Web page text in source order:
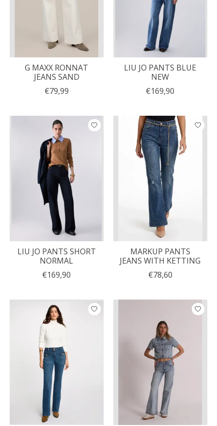
G MAXX RONNAT
JEANS SAND
€79,99
LIU JO PANTS BLUE
NEW
€169,90
LIU JO PANTS SHORT
NORMAL
€169,90
MARKUP PANTS
JEANS WITH KETTING
€78,60